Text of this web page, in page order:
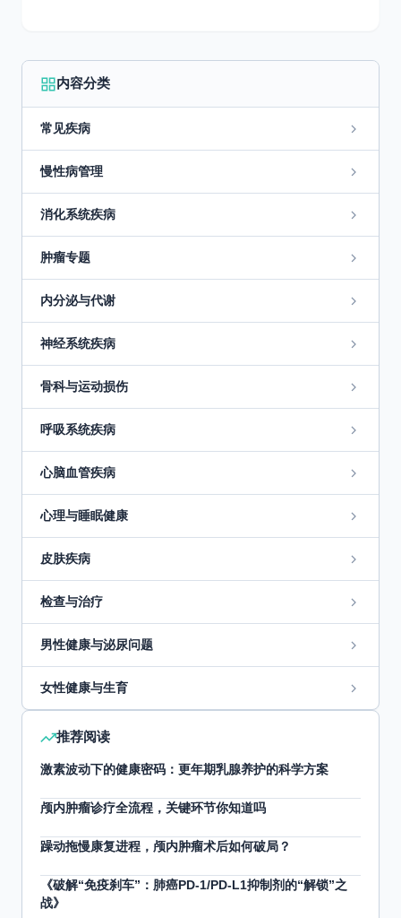
内容分类
常见疾病
慢性病管理
消化系统疾病
肿瘤专题
内分泌与代谢
神经系统疾病
骨科与运动损伤
呼吸系统疾病
心脑血管疾病
心理与睡眠健康
皮肤疾病
检查与治疗
男性健康与泌尿问题
女性健康与生育
推荐阅读
激素波动下的健康密码：更年期乳腺养护的科学方案
颅内肿瘤诊疗全流程，关键环节你知道吗
躁动拖慢康复进程，颅内肿瘤术后如何破局？
《破解“免疫刹车”：肺癌PD-1/PD-L1抑制剂的“解锁”之
战》